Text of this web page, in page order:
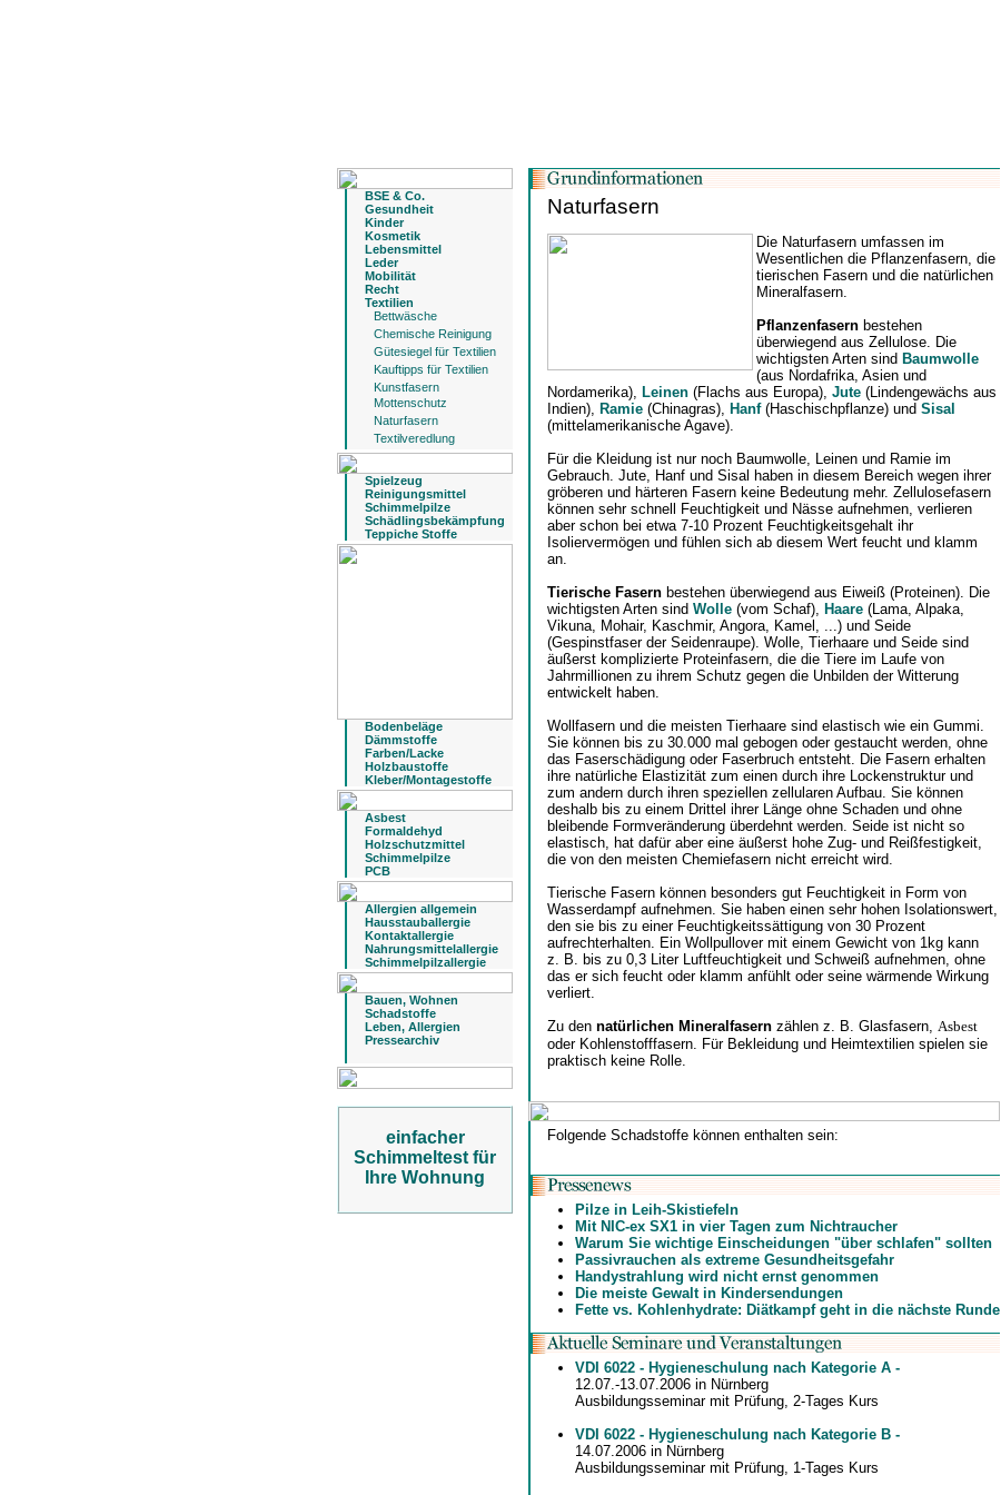
BSE & Co.
Gesundheit
Kinder
Kosmetik
Lebensmittel
Leder
Mobilität
Recht
Textilien
Bettwäsche
Chemische Reinigung
Gütesiegel für Textilien
Kauftipps für Textilien
Kunstfasern
Mottenschutz
Naturfasern
Textilveredlung
Spielzeug
Reinigungsmittel
Schimmelpilze
Schädlingsbekämpfung
Teppiche Stoffe
Bodenbeläge
Dämmstoffe
Farben/Lacke
Holzbaustoffe
Kleber/Montagestoffe
Asbest
Formaldehyd
Holzschutzmittel
Schimmelpilze
PCB
Allergien allgemein
Hausstauballergie
Kontaktallergie
Nahrungsmittelallergie
Schimmelpilzallergie
Bauen, Wohnen
Schadstoffe
Leben, Allergien
Pressearchiv
einfacher
Schimmeltest für
Ihre Wohnung
Naturfasern
Die Naturfasern umfassen im
Wesentlichen die Pflanzenfasern, die
tierischen Fasern und die natürlichen
Mineralfasern.
Pflanzenfasern bestehen
überwiegend aus Zellulose. Die
wichtigsten Arten sind Baumwolle
(aus Nordafrika, Asien und
Nordamerika), Leinen (Flachs aus Europa), Jute (Lindengewächs aus
Indien), Ramie (Chinagras), Hanf(Haschischpflanze) und Sisal
(mittelamerikanische Agave).
Für die Kleidung ist nur noch Baumwolle, Leinen und Ramie im
Gebrauch. Jute, Hanf und Sisal haben in diesem Bereich wegen ihrer
gröberen und härteren Fasern keine Bedeutung mehr. Zellulosefasern
können sehr schnell Feuchtigkeit und Nässe aufnehmen, verlieren
aber schon bei etwa 7-10 Prozent Feuchtigkeitsgehalt ihr
Isoliervermögen und fühlen sich ab diesem Wert feucht und klamm
an.
Tierische Fasern bestehen überwiegend aus Eiweiß (Proteinen). Die
wichtigsten Arten sind Wolle (vom Schaf), Haare (Lama, Alpaka,
Vikuna, Mohair, Kaschmir, Angora, Kamel, ...) und Seide
(Gespinstfaser der Seidenraupe). Wolle, Tierhaare und Seide sind
äußerst komplizierte Proteinfasern, die die Tiere im Laufe von
Jahrmillionen zu ihrem Schutz gegen die Unbilden der Witterung
entwickelt haben.
Wollfasern und die meisten Tierhaare sind elastisch wie ein Gummi.
Sie können bis zu 30.000 mal gebogen oder gestaucht werden, ohne
das Faserschädigung oder Faserbruch entsteht. Die Fasern erhalten
ihre natürliche Elastizität zum einen durch ihre Lockenstruktur und
zum andern durch ihren speziellen zellularen Aufbau. Sie können
deshalb bis zu einem Drittel ihrer Länge ohne Schaden und ohne
bleibende Formveränderung überdehnt werden. Seide ist nicht so
elastisch, hat dafür aber eine äußerst hohe Zug- und Reißfestigkeit,
die von den meisten Chemiefasern nicht erreicht wird.
Tierische Fasern können besonders gut Feuchtigkeit in Form von
Wasserdampf aufnehmen. Sie haben einen sehr hohen Isolationswert,
den sie bis zu einer Feuchtigkeitssättigung von 30 Prozent
aufrechterhalten. Ein Wollpullover mit einem Gewicht von 1kg kann
z. B. bis zu 0,3 Liter Luftfeuchtigkeit und Schweiß aufnehmen, ohne
das er sich feucht oder klamm anfühlt oder seine wärmende Wirkung
verliert.
Zu den natürlichen Mineralfasern zählen z. B. Glasfasern, Asbest
oder Kohlenstofffasern. Für Bekleidung und Heimtextilien spielen sie
praktisch keine Rolle.
Folgende Schadstoffe können enthalten sein:
Pilze in Leih-Skistiefeln
Mit NIC-ex SX1 in vier Tagen zum Nichtraucher
Warum Sie wichtige Einscheidungen "über schlafen" sollten
Passivrauchen als extreme Gesundheitsgefahr
Handystrahlung wird nicht ernst genommen
Die meiste Gewalt in Kindersendungen
Fette vs. Kohlenhydrate: Diätkampf geht in die nächste Runde
VDI 6022 - Hygieneschulung nach Kategorie A -
12.07.-13.07.2006 in Nürnberg
Ausbildungsseminar mit Prüfung, 2-Tages Kurs
VDI 6022 - Hygieneschulung nach Kategorie B -
14.07.2006 in Nürnberg
Ausbildungsseminar mit Prüfung, 1-Tages Kurs